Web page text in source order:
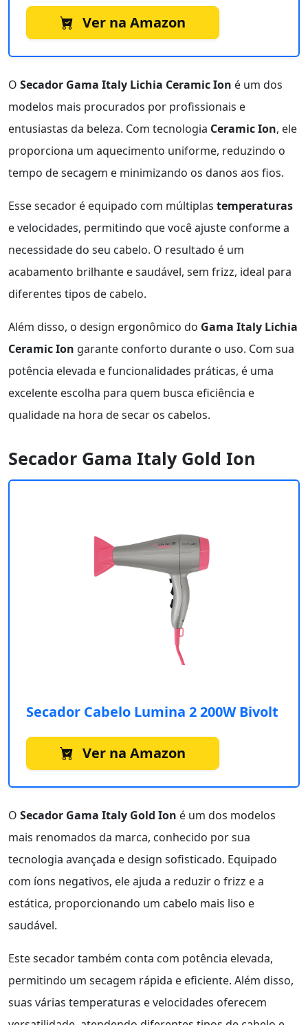
Ver na Amazon
O Secador Gama Italy Lichia Ceramic Ion é um dos
modelos mais procurados por profissionais e
entusiastas da beleza. Com tecnologia Ceramic Ion, ele
proporciona um aquecimento uniforme, reduzindo o
tempo de secagem e minimizando os danos aos fios.
Esse secador é equipado com múltiplas temperaturas
e velocidades, permitindo que você ajuste conforme a
necessidade do seu cabelo. O resultado é um
acabamento brilhante e saudável, sem frizz, ideal para
diferentes tipos de cabelo.
Além disso, o design ergonômico do Gama Italy Lichia
Ceramic Ion garante conforto durante o uso. Com sua
potência elevada e funcionalidades práticas, é uma
excelente escolha para quem busca eficiência e
qualidade na hora de secar os cabelos.
Secador Gama Italy Gold Ion
Secador Cabelo Lumina 2 200W Bivolt
Ver na Amazon
O Secador Gama Italy Gold Ion é um dos modelos
mais renomados da marca, conhecido por sua
tecnologia avançada e design sofisticado. Equipado
com íons negativos, ele ajuda a reduzir o frizz e a
estática, proporcionando um cabelo mais liso e
saudável.
Este secador também conta com potência elevada,
permitindo um secagem rápida e eficiente. Além disso,
suas várias temperaturas e velocidades oferecem